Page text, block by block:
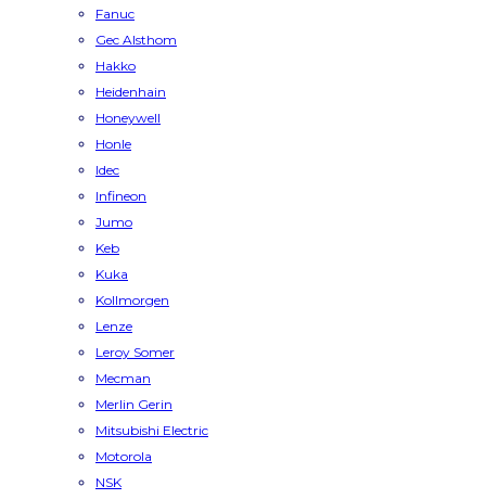
Fanuc
Gec Alsthom
Hakko
Heidenhain
Honeywell
Honle
Idec
Infineon
Jumo
Keb
Kuka
Kollmorgen
Lenze
Leroy Somer
Mecman
Merlin Gerin
Mitsubishi Electric
Motorola
NSK